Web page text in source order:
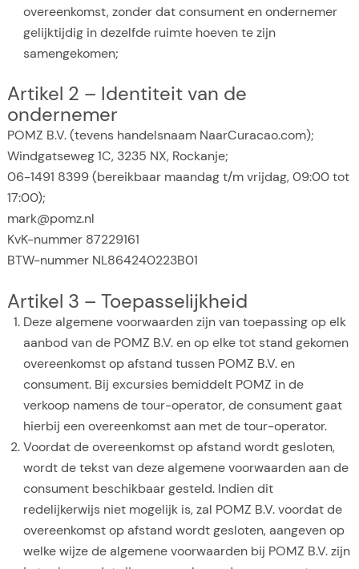
overeenkomst, zonder dat consument en ondernemer
gelijktijdig in dezelfde ruimte hoeven te zijn
samengekomen;
Artikel 2 – Identiteit van de
ondernemer
POMZ B.V. (tevens handelsnaam NaarCuracao.com);
Windgatseweg 1C, 3235 NX, Rockanje;
06-1491 8399 (bereikbaar maandag t/m vrijdag, 09:00 tot
17:00);
mark@pomz.nl
KvK-nummer 87229161
BTW-nummer NL864240223B01
Artikel 3 – Toepasselijkheid
Deze algemene voorwaarden zijn van toepassing op elk
aanbod van de POMZ B.V. en op elke tot stand gekomen
overeenkomst op afstand tussen POMZ B.V. en
consument. Bij excursies bemiddelt POMZ in de
verkoop namens de tour-operator, de consument gaat
hierbij een overeenkomst aan met de tour-operator.
Voordat de overeenkomst op afstand wordt gesloten,
wordt de tekst van deze algemene voorwaarden aan de
consument beschikbaar gesteld. Indien dit
redelijkerwijs niet mogelijk is, zal POMZ B.V. voordat de
overeenkomst op afstand wordt gesloten, aangeven op
welke wijze de algemene voorwaarden bij POMZ B.V. zijn